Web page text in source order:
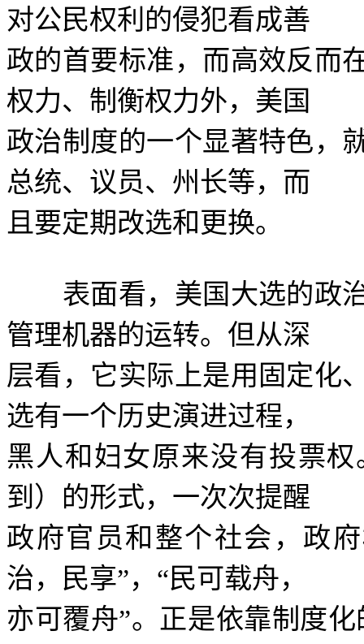
对公民权利的侵犯看成善
政的首要标准，而高效反而
权力、制衡权力外，美国
政治制度的一个显著特色，
总统、议员、州长等，而
且要定期改选和更换。
表面看，美国大选的政治
管理机器的运转。但从深
层看，它实际上是用固定化
选有一个历史演进过程，
黑人和妇女原来没有投票权
到）的形式，一次次提醒
政府官员和整个社会，政
治，民享”， “民可载舟，
亦可覆舟”。正是依靠制度